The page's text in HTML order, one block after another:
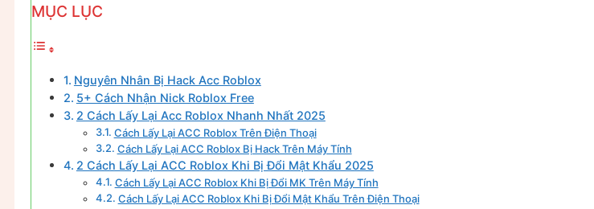
MỤC LỤC
Nguyên Nhân Bị Hack Acc Roblox
5+ Cách Nhận Nick Roblox Free
2 Cách Lấy Lại Acc Roblox Nhanh Nhất 2025
Cách Lấy Lại ACC Roblox Trên Điện Thoại
Cách Lấy Lại ACC Roblox Bị Hack Trên Máy Tính
2 Cách Lấy Lại ACC Roblox Khi Bị Đổi Mật Khẩu 2025
Cách Lấy Lại ACC Roblox Khi Bị Đổi MK Trên Máy Tính
Cách Lấy Lại ACC Roblox Khi Bị Đổi Mật Khẩu Trên Điện Thoại